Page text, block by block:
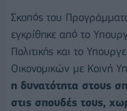
Σκοπός του
εγκρίθηκε από το
Πολιτικής και το
Οικονομικών με Κοινή
η δυνατότητα στους
στις σπουδές τους,